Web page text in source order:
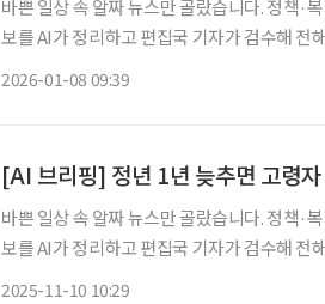
바쁜 일상 속 알짜 뉴스만 골랐습니다. 정책·
보를 AI가 정리하고 편집국 기자가 검수해 전해드립니다. ◆65세 이상 먼
2026-01-08 09:39
[AI 브리핑] 정년 1년 늦추면 고령
바쁜 일상 속 알짜 뉴스만 골랐습니다. 정책·
보를 AI가 정리하고 편집국 기자가 검수해 전해드립니다. ◆정년 1년 늦추
2025-11-10 10:29